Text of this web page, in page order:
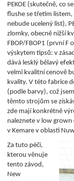
PEKOE (skutečně, co
flushe se třetím
nebude ucelený list),
zlomky, obecně nižší
FBOP/FBOP1 (první F
výskytem tipsů: v
dává lesklý bělavý
velmi kvalitní cenově
kvality. V této fabrice
(podle barvy), což
těmto strojům se
zde mají konkrétně
naleznete v low
v Kemare v oblasti
Za tuto péči,
kterou věnuje
tento závod,
New